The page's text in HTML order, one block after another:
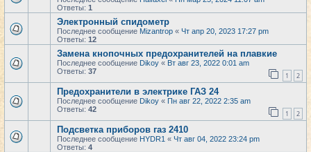
Ответы: 1
Электронный спидометр
Последнее сообщение Mizantrop « Чт апр 20, 2023 17:27 pm
Ответы: 12
Замена кнопочных предохранителей на плавкие
Последнее сообщение Dikoy « Вт авг 23, 2022 0:01 am
Ответы: 37 1 2
Предохранители в электрике ГАЗ 24
Последнее сообщение Dikoy « Пн авг 22, 2022 2:35 am
Ответы: 42 1 2
Подсветка приборов газ 2410
Последнее сообщение HYDR1 « Чт авг 04, 2022 23:24 pm
Ответы: 4